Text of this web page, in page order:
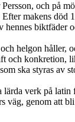
och på
makens
biktfäder
helgon håller,
och konkretion,
ska styras av
verk på
väg, genom att